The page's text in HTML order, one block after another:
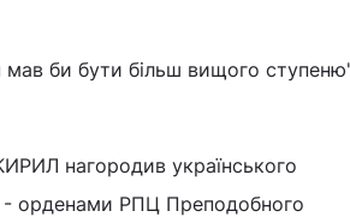
мав би бути більш вищого
нагородив українського
- орденами РПЦ Преподобного